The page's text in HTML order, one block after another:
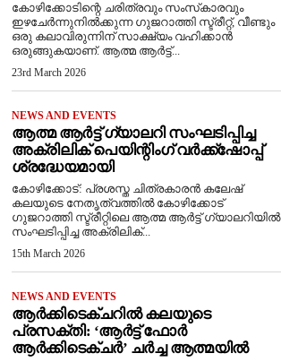
കോഴിക്കോടിന്റെ ചരിത്രവും സംസ്‌കാരവും
ഇഴചേർന്നുനിൽക്കുന്ന ഗുജറാത്തി സ്ട്രീറ്റ്, വീണ്ടും
ഒരു കലാവിരുന്നിന് സാക്ഷ്യം വഹിക്കാൻ
ഒരുങ്ങുകയാണ്. ആത്മ ആർട്ട്...
23rd March 2026
NEWS AND EVENTS
ആത്മ ആർട്ട് ഗ്യാലറി സംഘടിപ്പിച്ച
അക്രിലിക് പെയിന്റിംഗ് വർക്ക്‌ഷോപ്പ്
ശ്രദ്ധേയമായി
കോഴിക്കോട്: പ്രശസ്ത ചിത്രകാരൻ കലേഷ്
കലയുടെ നേതൃത്വത്തിൽ കോഴിക്കോട്
ഗുജറാത്തി സ്ട്രീറ്റിലെ ആത്മ ആർട്ട് ഗ്യാലറിയിൽ
സംഘടിപ്പിച്ച അക്രിലിക്...
15th March 2026
NEWS AND EVENTS
ആർക്കിടെക്ചറിൽ കലയുടെ
പ്രസക്തി: ‘ആർട്ട് ഫോർ
ആർക്കിടെക്ചർ’ ചർച്ച ആത്മയിൽ